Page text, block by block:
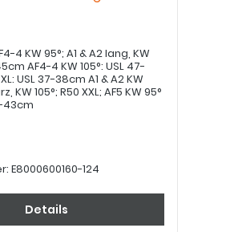
AF4-4 KW 105°: USL 47-
USL 37-38cm A1 & A2 KW
KW 105°; R50 XXL; AF5 KW 95°
43cm
E8000600160-124
Details